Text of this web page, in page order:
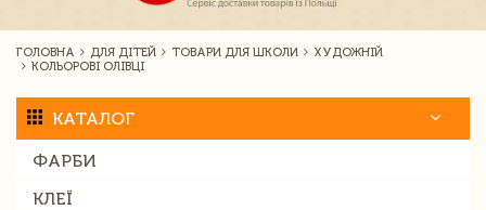
ГОЛОВНА ДЛЯ ДІТЕЙ ТОВАРИ ДЛЯ ШКОЛИ
ХУДОЖНІЙ
КОЛЬОРОВІ ОЛІВЦІ
КАТАЛОГ
ФАРБИ
КЛЕЇ